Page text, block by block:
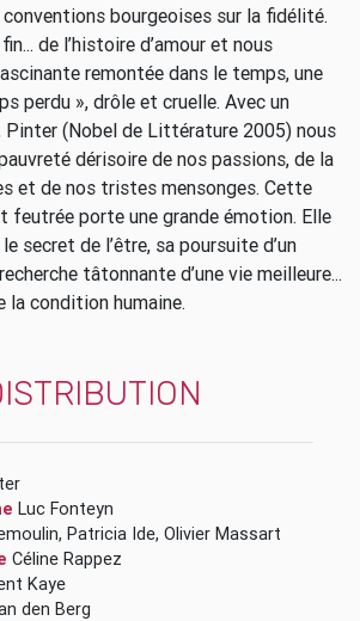
bourgeoises sur la fidélité.
de l’histoire d’amour et nous
remontée dans le temps, une
perdu », drôle et cruelle. Avec un
Pinter (Nobel de Littérature 2005) nous
dérisoire de nos passions, de la
et de nos tristes mensonges. Cette
feutrée porte une grande émotion. Elle
secret de l’être, sa poursuite d’un
tâtonnante d’une vie meilleure...
condition humaine.
Luc Fonteyn
Demoulin, Patricia Ide, Olivier Massart
Céline Rappez
Kaye
den Berg